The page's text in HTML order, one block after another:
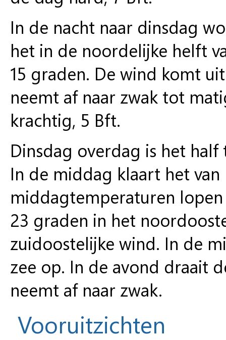
In de nacht naar dinsdag
het in de noordelijke helft
15 graden. De wind komt
neemt af naar zwak tot
krachtig, 5 Bft.
Dinsdag overdag is het
In de middag klaart het
middagtemperaturen
23 graden in het
zuidoostelijke wind. In de
zee op. In de avond draait
neemt af naar zwak.
Vooruitzichten